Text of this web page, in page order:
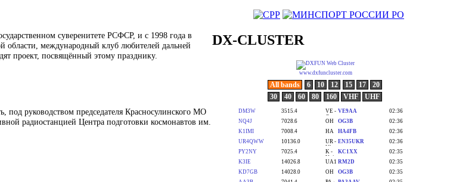
суверенитете РСФСР, и с 1998 года в
области, международный клуб любителей дальней
проект, посвящённый этому празднику.
под руководством председателя Красносулинского МО
радиостанцией Центра подготовки космонавтов им.
DX-CLUSTER